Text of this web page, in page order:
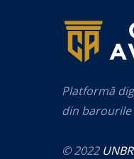
Platformă
din barourile
© 2022 UNBR